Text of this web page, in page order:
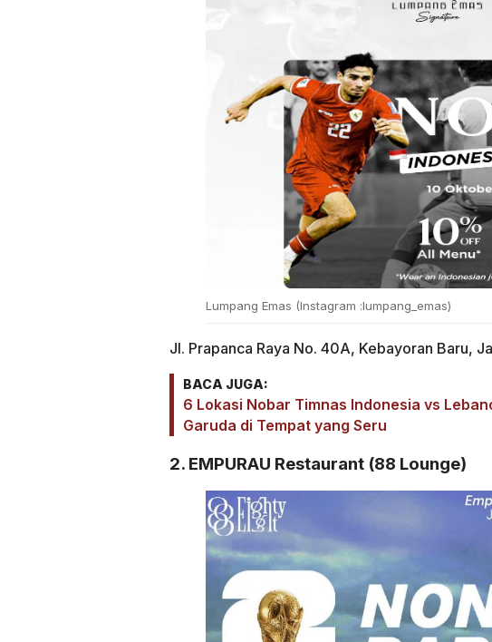
Lumpang Emas (Instagram :lumpang_emas)
Jl. Prapanca Raya No. 40A, Kebayoran Baru,
BACA JUGA:
6 Lokasi Nobar Timnas Indonesia vs
Garuda di Tempat yang Seru
2. EMPURAU Restaurant (88 Lounge)